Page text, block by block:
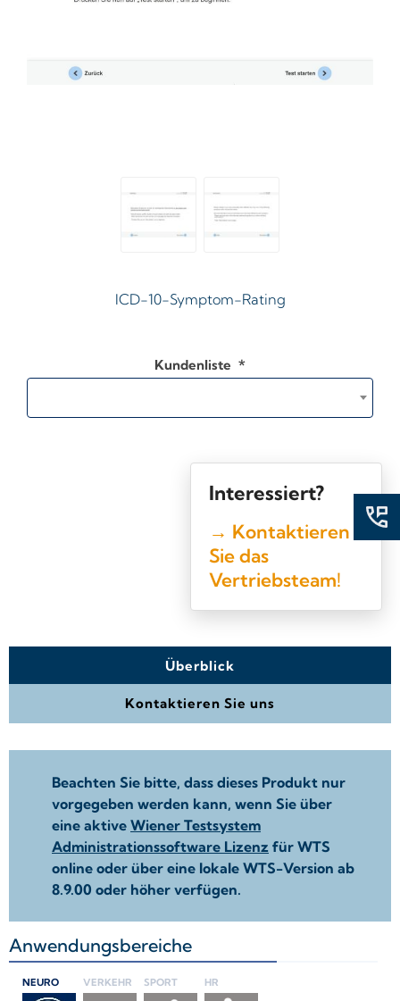
ICD-10-Symptom-Rating
Kundenliste *
Interessiert?
→ Kontaktieren
Sie das
Vertriebsteam!
Überblick
Kontaktieren Sie uns
Beachten Sie bitte, dass dieses Produkt nur
vorgegeben werden kann, wenn Sie über
eine aktive Wiener Testsystem
Administrationssoftware Lizenz für WTS
online oder über eine lokale WTS-Version ab
8.9.00 oder höher verfügen.
Anwendungsbereiche
NEURO VERKEHR SPORT HR